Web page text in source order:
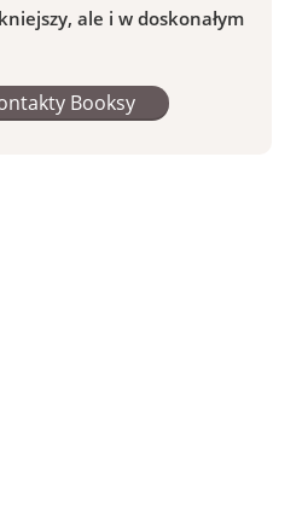
ale i w doskonałym
Booksy